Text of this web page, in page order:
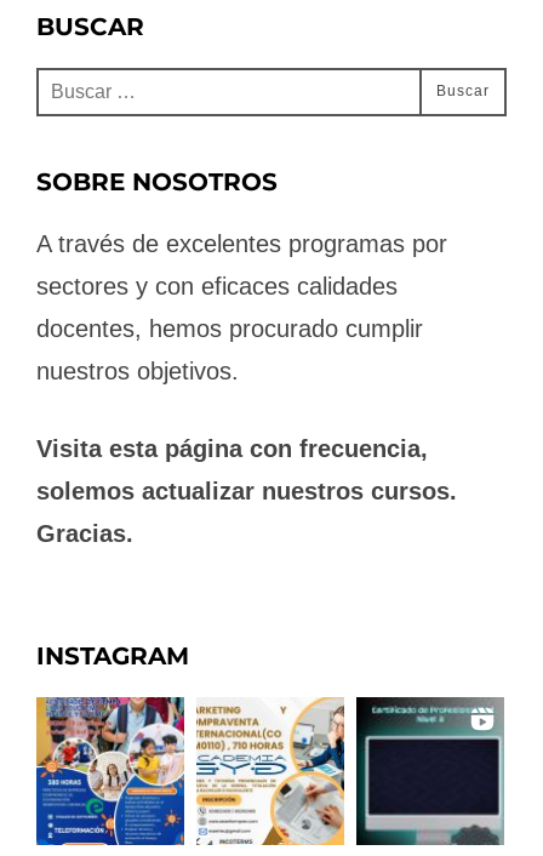
BUSCAR
Buscar: Buscar
SOBRE NOSOTROS
A través de excelentes programas por
sectores y con eficaces calidades
docentes, hemos procurado cumplir
nuestros objetivos.
Visita esta página con frecuencia,
solemos actualizar nuestros cursos.
Gracias.
INSTAGRAM